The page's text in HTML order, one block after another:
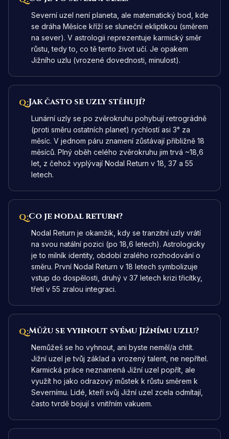
Severní uzel není planeta, ale matematický bod, kde
se dráha Měsíce kříží se sluneční ekliptikou (směrem
na sever). V astrologii reprezentuje karmický směr
růstu, tedy to, co tě tento život učí. Je opakem
Jižního uzlu (vrozené dovednosti, minulost).
Q:Jak často se uzly stěhují?
Lunární uzly se po zvěrokruhu pohybují retrográdně
(proti směru ostatních planet) rychlostí asi 3° za
měsíc. V jednom páru znamení zůstávají přibližně 18
měsíců. Plný oběh celého zvěrokruhu jim trvá ~18,6
let, z čehož vyplývají Nodal Return v 18, 37 a 55
letech.
Q:Co je nodal return?
Nodal Return je okamžik, kdy se tranzitní uzly vrátí
na svou natální pozici (po 18,6 letech). Astrologicky
je to milník identity, období zralého rozhodování o
směru. První Nodal Return v 18 letech symbolizuje
vstup do dospělosti, druhý v 37 letech krizi třicítky,
třetí v 55 zralou integraci.
Q:Můžu se vyhnout svému Jižnímu uzlu?
Nemůžeš se ho vyhnout, ani byste neměl/a chtít.
Jižní uzel je tvůj základ a vrozený talent, ne nepřítel.
Karmická práce neznamená Jižní uzel popřít, ale
využít ho jako odrazový můstek k růstu směrem k
Severnímu. Lidé, kteří svůj Jižní uzel zcela odmítají,
často tvrdě bojují s vnitřním vakuem.